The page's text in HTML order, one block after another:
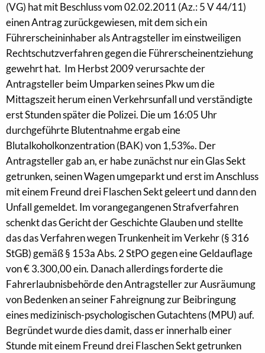
(VG) hat mit Beschluss vom 02.02.2011 (Az.: 5 V 44/11)
einen Antrag zurückgewiesen, mit dem sich ein
Führerscheininhaber als Antragsteller im einstweiligen
Rechtschutzverfahren gegen die Führerscheinentziehung
gewehrt hat. Im Herbst 2009 verursachte der
Antragsteller beim Umparken seines Pkw um die
Mittagszeit herum einen Verkehrsunfall und verständigte
erst Stunden später die Polizei. Die um 16:05 Uhr
durchgeführte Blutentnahme ergab eine
Blutalkoholkonzentration (BAK) von 1,53‰. Der
Antragsteller gab an, er habe zunächst nur ein Glas Sekt
getrunken, seinen Wagen umgeparkt und erst im Anschluss
mit einem Freund drei Flaschen Sekt geleert und dann den
Unfall gemeldet. Im vorangegangenen Strafverfahren
schenkt das Gericht der Geschichte Glauben und stellte
das das Verfahren wegen Trunkenheit im Verkehr (§ 316
StGB) gemäß § 153a Abs. 2 StPO gegen eine Geldauflage
von € 3.300,00 ein. Danach allerdings forderte die
Fahrerlaubnisbehörde den Antragsteller zur Ausräumung
von Bedenken an seiner Fahreignung zur Beibringung
eines medizinisch-psychologischen Gutachtens (MPU) auf.
Begründet wurde dies damit, dass er innerhalb einer
Stunde mit einem Freund drei Flaschen Sekt getrunken